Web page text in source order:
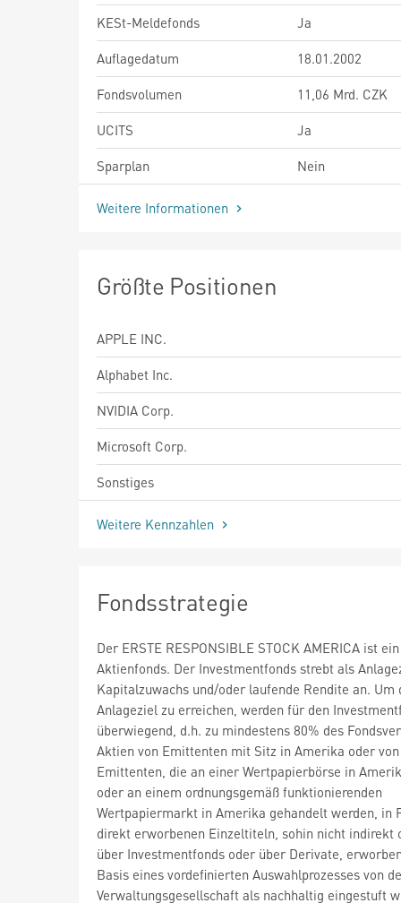
KESt-Meldefonds
Ja
Auflagedatum
18.01.2002
Fondsvolumen
11,06 Mrd. CZK
UCITS
Ja
Sparplan
Nein
Weitere Informationen
Größte Positionen
APPLE INC.
Alphabet Inc.
NVIDIA Corp.
Microsoft Corp.
Sonstiges
Weitere Kennzahlen
Fondsstrategie
Der ERSTE RESPONSIBLE STOCK AMERICA ist ein
Aktienfonds. Der Investmentfonds strebt als
Kapitalzuwachs und/oder laufende Rendite an. Um
Anlageziel zu erreichen, werden für den
überwiegend, d.h. zu mindestens 80% des
Aktien von Emittenten mit Sitz in Amerika oder von
Emittenten, die an einer Wertpapierbörse in
oder an einem ordnungsgemäß funktionierenden
Wertpapiermarkt in Amerika gehandelt werden, in
direkt erworbenen Einzeltiteln, sohin nicht indirekt
über Investmentfonds oder über Derivate,
Basis eines vordefinierten Auswahlprozesses von
Verwaltungsgesellschaft als nachhaltig eingestuft